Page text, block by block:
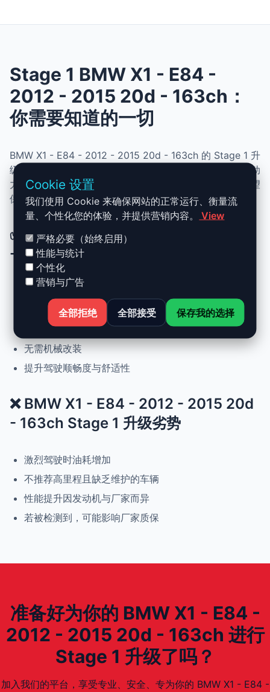
Stage 1 BMW X1 - E84 -
2012 - 2015 20d - 163ch：
你需要知道的一切
BMW X1 - E84 - 2012 - 2015 20d - 163ch 的 Stage 1 升
级结合了性能、安全与简便性。无需机械改动，即可提升动
力、扭矩并优化油耗。非常适合追求更灵敏驾驶体验且希望
保持原厂可靠性的车主。
✅ BMW X1 - E84 - 2012 - 2015 20d
- 163ch Stage 1 升级优势
动力提升高达 +30%，扭矩提升 +25%
正常驾驶下优化油耗
可随时恢复原厂设置
无需机械改装
提升驾驶顺畅度与舒适性
❌ BMW X1 - E84 - 2012 - 2015 20d
- 163ch Stage 1 升级劣势
激烈驾驶时油耗增加
不推荐高里程且缺乏维护的车辆
性能提升因发动机与厂家而异
若被检测到，可能影响厂家质保
准备好为你的 BMW X1 - E84 -
2012 - 2015 20d - 163ch 进行
Stage 1 升级了吗？
加入我们的平台，享受专业、安全、专为你的 BMW X1 - E84 -
Cookie 设置
我们使用 Cookie 来确保网站的正常运行、衡量流
量、个性化您的体验，并提供营销内容。
View
严格必要（始终启用）
性能与统计
个性化
营销与广告
全部拒绝 全部接受 保存我的选择